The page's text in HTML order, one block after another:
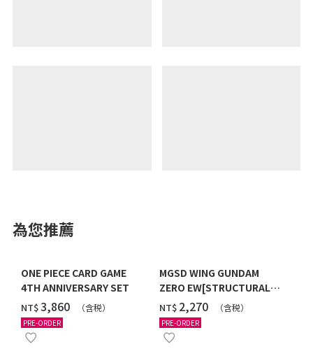
為您推薦
ONE PIECE CARD GAME
4TH ANNIVERSARY SET
NT$‌3,860 （含税）
PRE-ORDER
MGSD WING GUNDAM
ZERO EW[STRUCTURAL
COATING/BLACK] [2026年
12月發送]
NT$ ‌2,270 （含税）
PRE-ORDER